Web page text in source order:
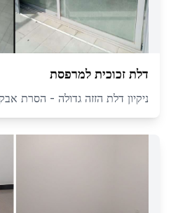
דלת זכוכית למרפסת
ניקיון דלת הזזה גדולה - הסרת